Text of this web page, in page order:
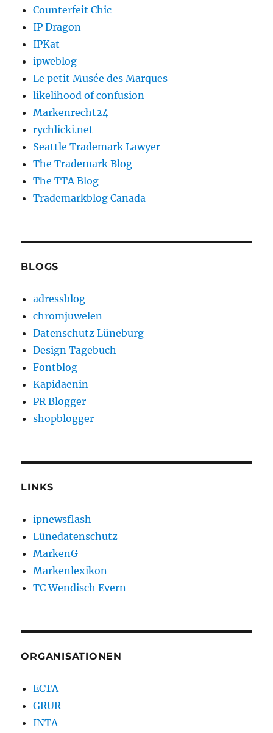
Counterfeit Chic
IP Dragon
IPKat
ipweblog
Le petit Musée des Marques
likelihood of confusion
Markenrecht24
rychlicki.net
Seattle Trademark Lawyer
The Trademark Blog
The TTA Blog
Trademarkblog Canada
BLOGS
adressblog
chromjuwelen
Datenschutz Lüneburg
Design Tagebuch
Fontblog
Kapidaenin
PR Blogger
shopblogger
LINKS
ipnewsflash
Lünedatenschutz
MarkenG
Markenlexikon
TC Wendisch Evern
ORGANISATIONEN
ECTA
GRUR
INTA